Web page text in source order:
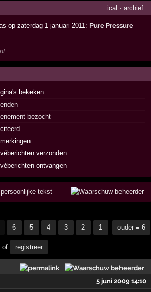
ical · archief
op zaterdag 1 januari 2011: Pure Pressure
bekeken
bezocht
verzonden
ontvangen
tekst
6 5 4 3 2 1 ouder ≡ 6
of registreer
5 juni 2009 14:10